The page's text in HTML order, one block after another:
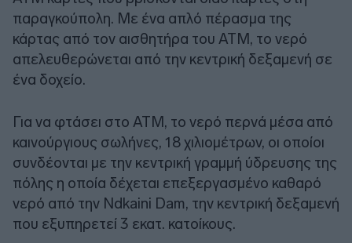
παραγκούπολη. Με ένα απλό πέρασμα της
κάρτας από τον αισθητήρα του ATM, το νερό
απελευθερώνεται από την κεντρική δεξαμενή σε
ένα δοχείο.
Για να φτάσει στο ATM, το νερό περνά μέσα από
καινούργιους σωλήνες, 18 χιλιομέτρων, οι οποίοι
συνδέονται με την κεντρική γραμμή ύδρευσης της
πόλης η οποία δέχεται επεξεργασμένο καθαρό
νερό από την Ndkaini Dam, την κεντρική δεξαμενή
που εξυπηρετεί 3 εκατ. κατοίκους.